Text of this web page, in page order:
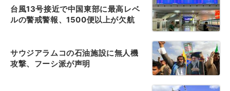
台風13号接近で中国東部に最高レベ
ルの警戒警報、1500便以上が欠航
サウジアラムコの石油施設に無人機
攻撃、フーシ派が声明